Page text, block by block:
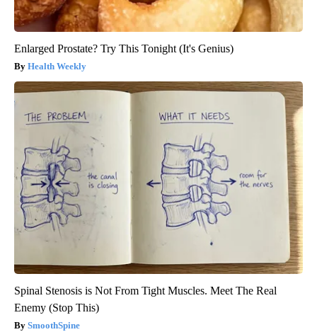
Enlarged Prostate? Try This Tonight (It's Genius)
Health Weekly
Spinal Stenosis is Not From Tight Muscles. Meet The Real
Enemy (Stop This)
SmoothSpine